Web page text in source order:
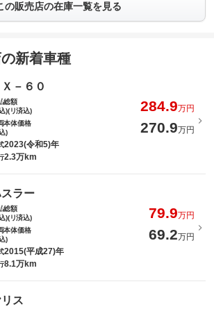
の販売店の在庫一覧を見る
新着車種
Ｘ－６０
総額
)(リ済込)
284.9万円
本体価格
)
270.9万円
2023(令和5)年
2.3万km
ラー
総額
)(リ済込)
79.9万円
本体価格
)
69.2万円
2015(平成27)年
8.1万km
ス